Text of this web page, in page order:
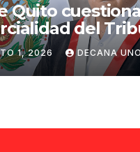
Quito cuestiona
del
tras
Humala
1, 2026 DECANA UNO